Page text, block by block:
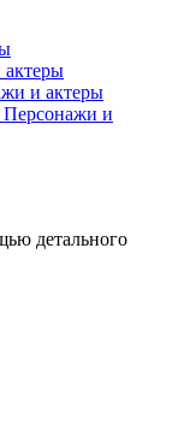
и актеры
и
детального